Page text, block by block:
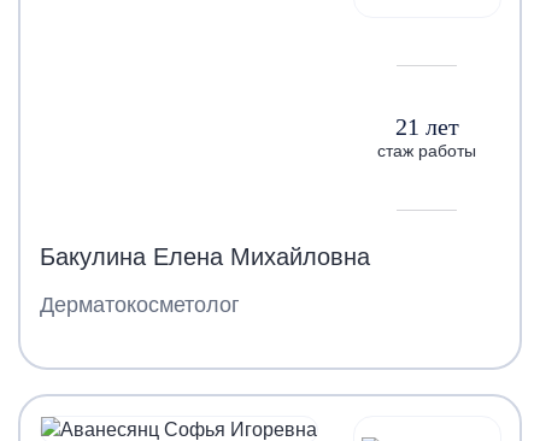
21 лет
стаж работы
Бакулина Елена Михайловна
Дерматокосметолог